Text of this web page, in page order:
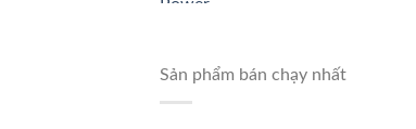
Sản phẩm bán chạy nhất